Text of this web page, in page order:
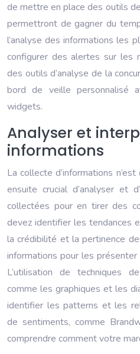
de mettre en place des outils
permettront de gagner du
l’analyse des informations les
configurer des alertes sur les
des outils d’analyse de la
bord de veille personnalisé
widgets.
Analyser et
informations
La collecte d’informations
ensuite crucial d’analyser et
collectées pour en tirer des
devez identifier les tendances
la crédibilité et la pertinence
informations pour les
L’utilisation de techniques
comme les graphiques et les
identifier les patterns et les
de sentiments, comme
comprendre comment votre